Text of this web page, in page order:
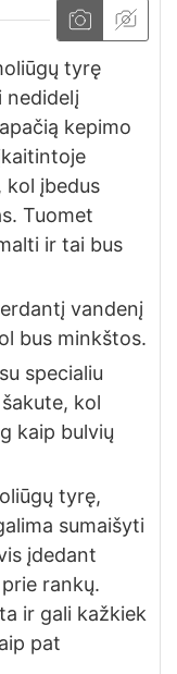
tyrę
nedidelį
kepimo
kol įbedus
Tuomet
ir tai bus
vandenį
bus minkštos.
specialiu
kol
kaip bulvių
tyrę,
sumaišyti
įdedant
rankų.
ir gali kažkiek
pat